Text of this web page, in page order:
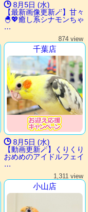
8月5日 (水)
【最新画像更新🪄】甘々
🐣💖癒し系シナモンちゃ
…
874 view
千葉店
8月5日 (水)
【動画更新🪄】くりくり
おめめのアイドルフェイ
…
1,311 view
小山店